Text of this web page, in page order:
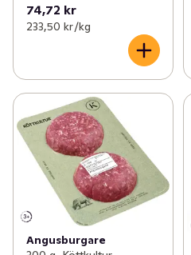
74,72 kr
233,50 kr /kg
Angusburgare